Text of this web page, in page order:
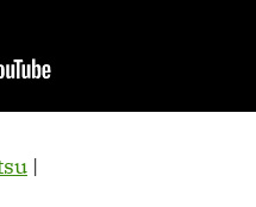
|